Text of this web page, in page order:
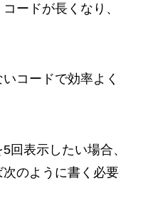
ードが長くなり、
コードで効率よく
回表示したい場合、
のように書く必要